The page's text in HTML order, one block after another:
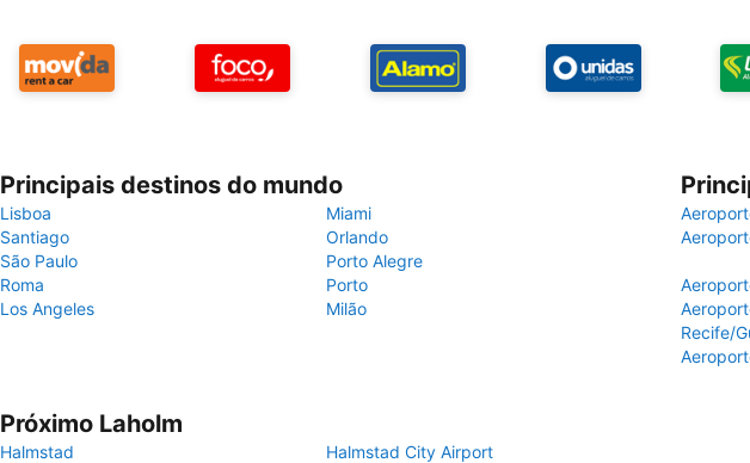
Principais destinos do mundo
Lisboa
Miami
Santiago
Orlando
São Paulo
Porto Alegre
Roma
Porto
Los Angeles
Milão
Recife/
Próximo Laholm
Halmstad Halmstad City Airport